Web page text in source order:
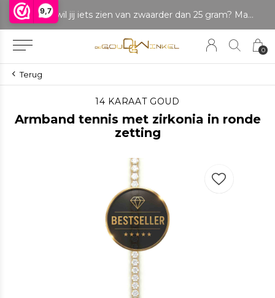
9,7
0
LET OP: wil jij iets zien van zwaarder dan 25 gram? Maak dan een afspraak om het product te bekijken. Producten boven de 25 gram NIET aanwezig in winkel.
Terug
14 KARAAT GOUD
Armband tennis met zirkonia in ronde
zetting